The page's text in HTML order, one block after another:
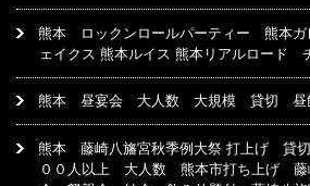
熊本 ロックンロールパーティー 熊本ガ
ェイクス 熊本ルイス 熊本リアルロード
熊本 昼宴会 大人数 大規模 貸切 昼
熊本 藤崎八旛宮秋季例大祭 打上げ
００人以上 大人数 熊本市打ち上げ 藤